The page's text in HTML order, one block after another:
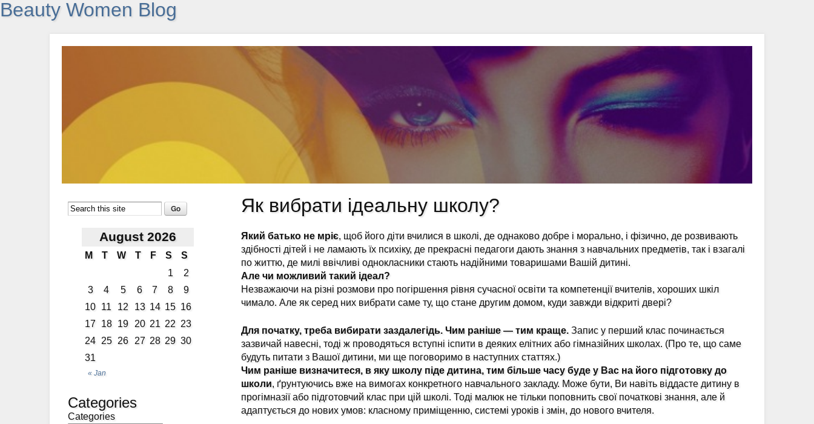
Beauty Women Blog
Як вибрати ідеальну школу?
Який батько не мріє, щоб його діти вчилися в школі, де однаково добре і морально, і фізично, де розвивають
здібності дітей і не ламають їх психіку, де прекрасні педагоги дають знання з навчальних предметів, так і взагалі
по життю, де милі ввічливі однокласники стають надійними товаришами Вашій дитині.
Але чи можливий такий ідеал?
Незважаючи на різні розмови про погіршення рівня сучасної освіти та компетенції вчителів, хороших шкіл
чимало. Але як серед них вибрати саме ту, що стане другим домом, куди завжди відкриті двері?
Для початку, треба вибирати заздалегідь. Чим раніше — тим краще.Запис у перший клас починається
зазвичай навесні, тоді ж проводяться вступні іспити в деяких елітних або гімназійних школах. (Про те, що саме
будуть питати з Вашої дитини, ми ще поговоримо в наступних статтях.)
Чим раніше визначитеся, в яку школу піде дитина, тим більше часу буде у Вас на його підготовку до
школи, ґрунтуючись вже на вимогах конкретного навчального закладу. Може бути, Ви навіть віддасте дитину в
прогімназії або підготовчий клас при цій школі. Тоді малюк не тільки поповнить свої початкові знання, але й
адаптується до нових умов: класному приміщенню, системі уроків і змін, до нового вчителя.
August 2026
M T W T F S S
« Jan
1
2
3
4 5 6 7 8
9
10 11 12 13 14 15 16
17
18 19 20 21 22 23
24 25 26 27 28 29 30
31
Categories
Categories